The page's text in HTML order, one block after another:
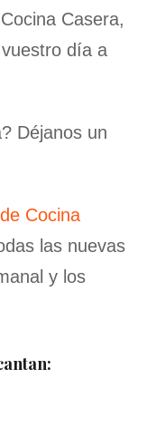
Casera,
día a
Déjanos un
Cocina
las nuevas
y los